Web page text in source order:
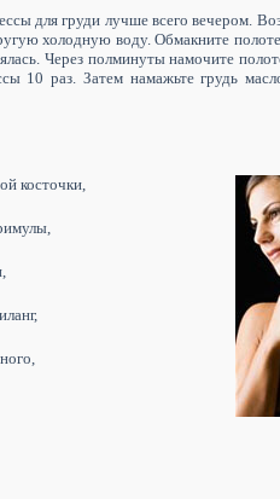
для груди лучше всего вечером.
холодную воду. Обмакните
Через полминуты намочите
10 раз. Затем намажьте грудь
косточки,